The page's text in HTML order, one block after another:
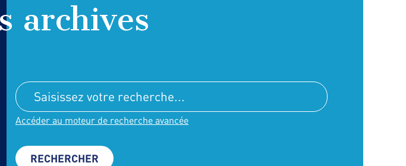
archives
Accéder au moteur de recherche avancée